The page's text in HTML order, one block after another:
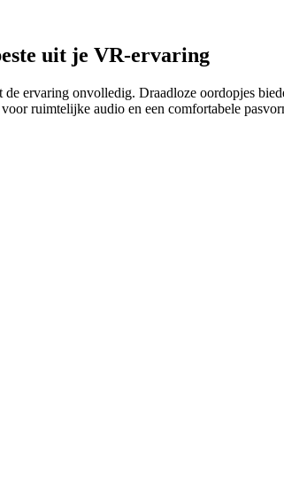
uit je VR-ervaring
ervaring onvolledig. Draadloze oordopjes
ruimtelijke audio en een comfortabele